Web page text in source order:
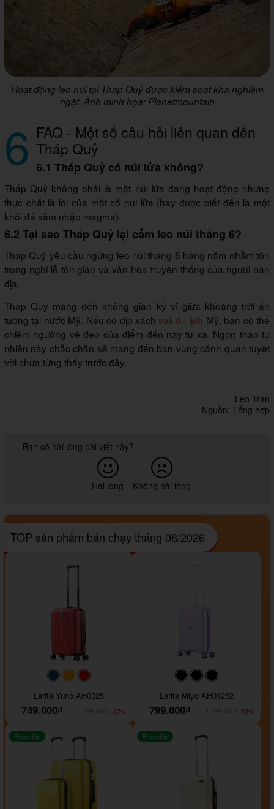
Hoạt động leo núi tại Tháp Quỷ được kiểm soát khá nghiêm
ngặt. Ảnh minh họa: Planetmountain
6 FAQ - Một số câu hỏi liên quan đến
Tháp Quỷ
6.1 Tháp Quỷ có núi lửa không?
Tháp Quỷ không phải là một núi lửa đang hoạt động nhưng
thực chất là lõi của một cổ núi lửa (hay được biết đến là một
khối đá xâm nhập magma).
6.2 Tại sao Tháp Quỷ lại cấm leo núi tháng 6?
Tháp Quỷ yêu cầu ngừng leo núi tháng 6 hàng năm nhằm tôn
trọng nghi lễ tôn giáo và văn hóa truyền thống của người bản
địa.
Tháp Quỷ mang đến không gian kỳ vĩ giữa khoảng trời ấn
tượng tại nước Mỹ. Nếu có dịp xáchvali du lịch Mỹ, bạn có thể
chiêm ngưỡng vẻ đẹp của điểm đến này từ xa. Ngọn tháp tự
nhiên này chắc chắn sẽ mang đến bạn vùng cảnh quan tuyệt
vời chưa từng thấy trước đây.
Leo Tran
Nguồn: Tổng hợp
Bạn có hài lòng bài viết này?
Hài lòng Không hài lòng
TOP sản phẩm bán chạy tháng 08/2026
#093f69#ffa500
Larita Yuno AH0325
749.000₫
-37%
#000000#000000
Larita Miyo AH01252
799.000₫
-33%
Freeship Freeship